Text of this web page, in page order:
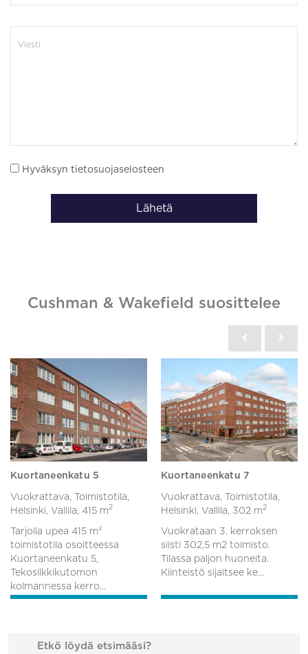
Hyväksyn tietosuojaselosteen
Lähetä
Cushman & Wakefield suosittelee
Kuortaneenkatu 5
Vuokrattava, Toimistotila,
Helsinki, Vallila, 415 m2
Tarjolla upea 415 m²
toimistotila osoitteessa
Kuortaneenkatu 5,
Tekosilkkikutomon
kolmannessa kerro...
Kuortaneenkatu 7
Vuokrattava, Toimistotila,
Helsinki, Vallila, 302 m2
Vuokrataan 3. kerroksen
siisti 302,5 m2 toimisto.
Tilassa paljon huoneita.
Kiinteistö sijaitsee ke...
Etkö löydä etsimääsi?